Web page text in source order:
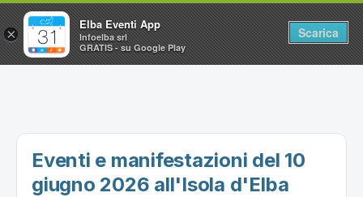
Home
Utilità
Eventi e manifestazioni del 10
giugno 2026 all'Isola d'Elba
×
Elba Eventi App
Infoelba srl
GRATIS - su Google Play
Scarica